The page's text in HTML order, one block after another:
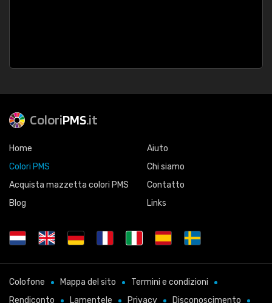
ColoriPMS.it
Home
Colori PMS
Acquista mazzetta colori PMS
Blog
Aiuto
Chi siamo
Contatto
Links
Colofone Mappa del sito
Termini e condizioni
Rendiconto
Lamentele Privacy Disconoscimento